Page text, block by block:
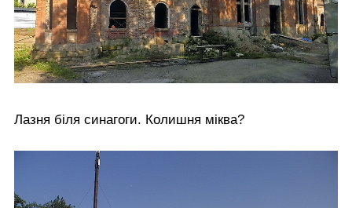
Лазня біля синагоги. Колишня міква?